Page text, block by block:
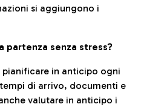
si aggiungono i
partenza senza stress?
in anticipo ogni
di arrivo, documenti e
valutare in anticipo i